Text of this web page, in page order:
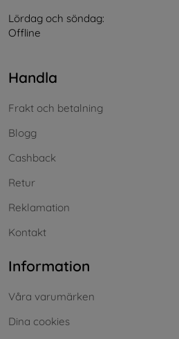
Lördag och söndag:
Offline
Handla
Frakt och betalning
Blogg
Cashback
Retur
Reklamation
Kontakt
Information
Våra varumärken
Dina cookies